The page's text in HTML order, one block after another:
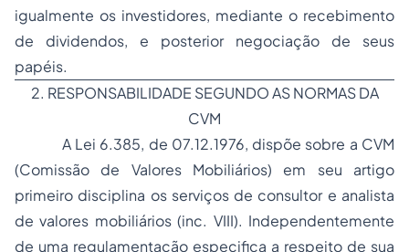
igualmente os investidores, mediante o recebimento
de dividendos, e posterior negociação de seus
papéis.
2. RESPONSABILIDADE SEGUNDO AS NORMAS DA
CVM
A Lei 6.385, de 07.12.1976, dispõe sobre a CVM
(Comissão de Valores Mobiliários) em seu artigo
primeiro disciplina os serviços de consultor e analista
de valores mobiliários (inc. VIII). Independentemente
de uma regulamentação especifica a respeito de sua